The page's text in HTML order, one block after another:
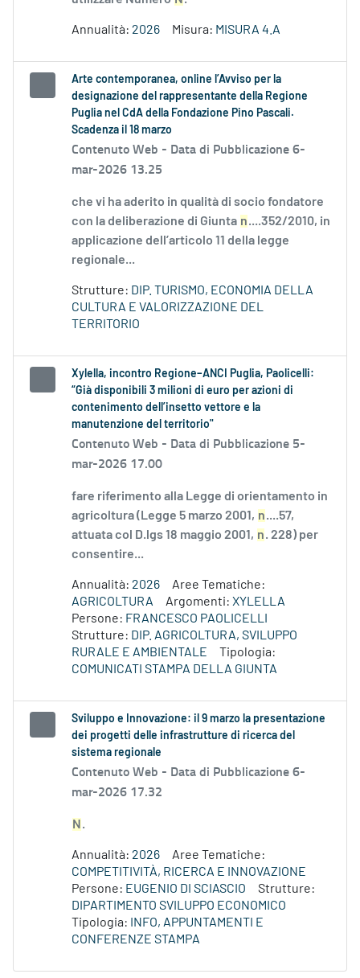
Annualità: 2026 Misura: MISURA 4.A
Arte contemporanea, online l’Avviso per la
designazione del rappresentante della Regione
Puglia nel CdA della Fondazione Pino Pascali.
Scadenza il 18 marzo
Contenuto Web - Data di Pubblicazione 6-
mar-2026 13.25
che vi ha aderito in qualità di socio fondatore
con la deliberazione di Giunta n....352/2010, in
applicazione dell’articolo 11 della legge
regionale...
Strutture: DIP. TURISMO, ECONOMIA DELLA
CULTURA E VALORIZZAZIONE DEL
TERRITORIO
Xylella, incontro Regione–ANCI Puglia, Paolicelli:
“Già disponibili 3 milioni di euro per azioni di
contenimento dell’insetto vettore e la
manutenzione del territorio"
Contenuto Web - Data di Pubblicazione 5-
mar-2026 17.00
fare riferimento alla Legge di orientamento in
agricoltura (Legge 5 marzo 2001, n....57,
attuata col D.lgs 18 maggio 2001, n. 228) per
consentire...
Annualità: 2026
Aree Tematiche:
AGRICOLTURA
Argomenti: XYLELLA
Persone: FRANCESCO PAOLICELLI
Strutture: DIP. AGRICOLTURA, SVILUPPO
RURALE E AMBIENTALE
Tipologia:
COMUNICATI STAMPA DELLA GIUNTA
Sviluppo e Innovazione: il 9 marzo la presentazione
dei progetti delle infrastrutture di ricerca del
sistema regionale
Contenuto Web - Data di Pubblicazione 6-
mar-2026 17.32
N .
Annualità: 2026
Aree Tematiche:
COMPETITIVITÀ, RICERCA E INNOVAZIONE
Persone: EUGENIO DI SCIASCIO
Strutture:
DIPARTIMENTO SVILUPPO ECONOMICO
Tipologia:
INFO, APPUNTAMENTI E
CONFERENZE STAMPA